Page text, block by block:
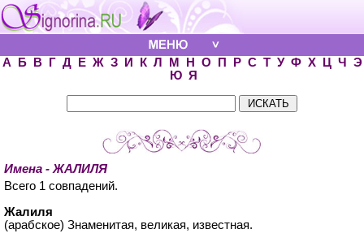
А Б В Г Д Е Ж З И К Л М Н О П Р С Т У Ф Х Ц Ч
Э
Ю Я
Имена - ЖАЛИЛЯ
Всего 1 совпадений.
Жалиля
(арабское) Знаменитая, великая, известная.